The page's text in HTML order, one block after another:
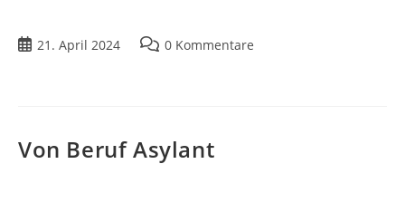
21. April 2024 0 Kommentare
Von Beruf Asylant